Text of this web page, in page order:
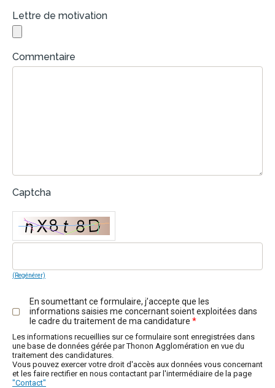
Lettre de motivation
Commentaire
Captcha
(Regénérer)
En soumettant ce formulaire, j’accepte que les
informations saisies me concernant soient exploitées dans
le cadre du traitement de ma candidature *
Les informations recueillies sur ce formulaire sont enregistrées dans
une base de données gérée par Thonon Agglomération en vue du
traitement des candidatures.
Vous pouvez exercer votre droit d'accès aux données vous concernant
et les faire rectifier en nous contactant par l'intermédiaire de la page
"Contact"